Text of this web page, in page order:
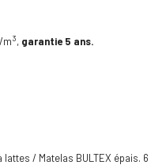
m3, garantie 5 ans.
/ Matelas BULTEX épais. 6